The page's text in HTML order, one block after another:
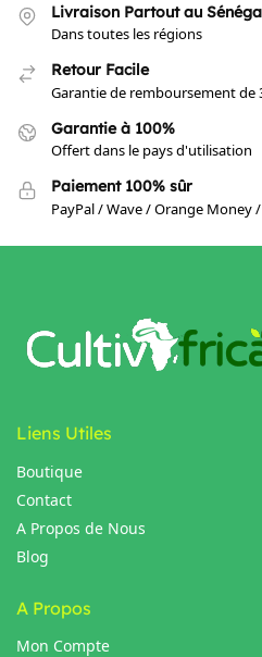
Livraison Partout au
Dans toutes les régions
Retour Facile
Garantie de remboursement de
Garantie à 100%
Offert dans le pays d'utilisation
Paiement 100% sûr
PayPal / Wave / Orange Money
Liens Utiles
Boutique
Contact
A Propos de Nous
Blog
A Propos
Mon Compte